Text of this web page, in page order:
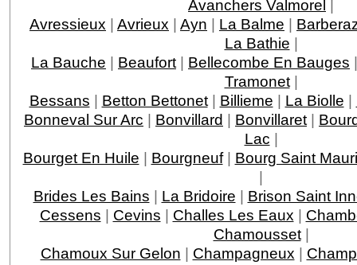
Avanchers Valmorel |
Avressieux | Avrieux | Ayn | La Balme |
La Bathie |
La Bauche | Beaufort | Bellecombe En Bauges
Tramonet|
Bessans | Betton Bettonet| Billieme | La Biolle |
Bonneval Sur Arc | Bonvillard | Bonvillaret |
Lac |
Bourget En Huile | Bourgneuf| Bourg Saint
|
Brides Les Bains | La Bridoire | Brison Saint
Cessens | Cevins | Challes Les Eaux |
Chamousset|
Chamoux Sur Gelon | Champagneux |